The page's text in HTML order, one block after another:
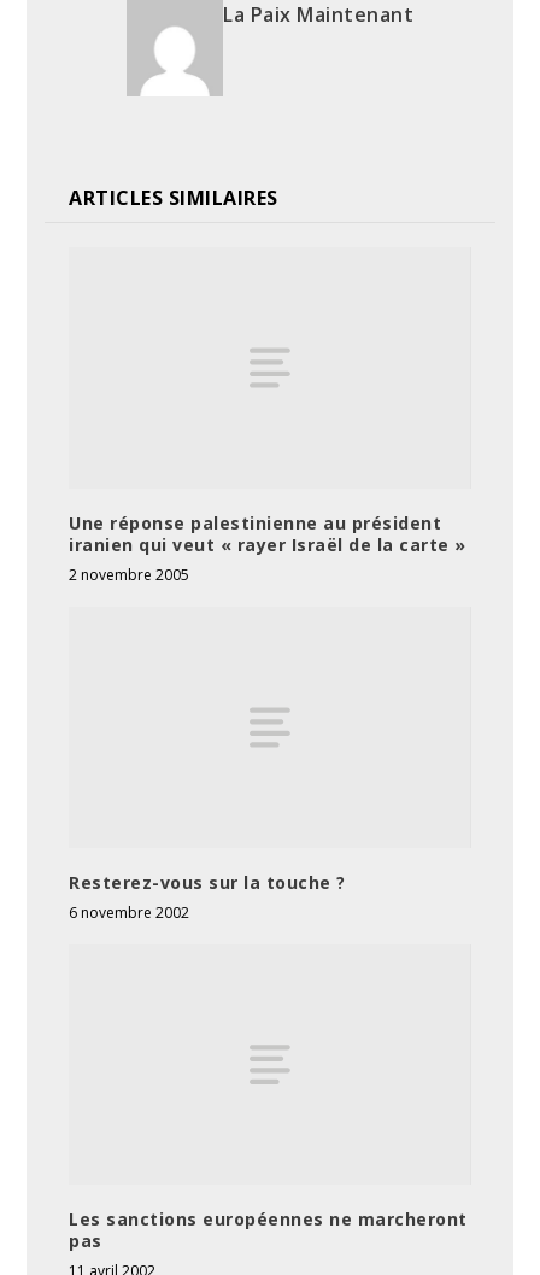
La Paix Maintenant
ARTICLES SIMILAIRES
Une réponse palestinienne au président
iranien qui veut « rayer Israël de la carte »
2 novembre 2005
Resterez-vous sur la touche ?
6 novembre 2002
Les sanctions européennes ne marcheront
pas